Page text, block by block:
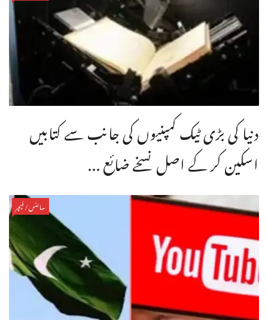
دنیا کی بڑی ٹیک کمپنیوں کی جانب سے کتابیں
اسکین کر کے اصل نسخے ضائع ...
سائنس/فیچر